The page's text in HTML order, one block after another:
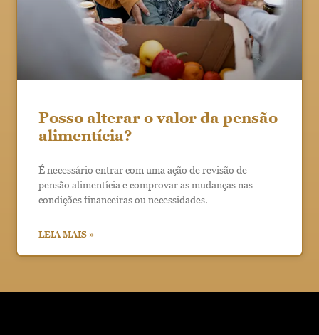
Posso alterar o valor da pensão
alimentícia?
É necessário entrar com uma ação de revisão de
pensão alimentícia e comprovar as mudanças nas
condições financeiras ou necessidades.
LEIA MAIS »